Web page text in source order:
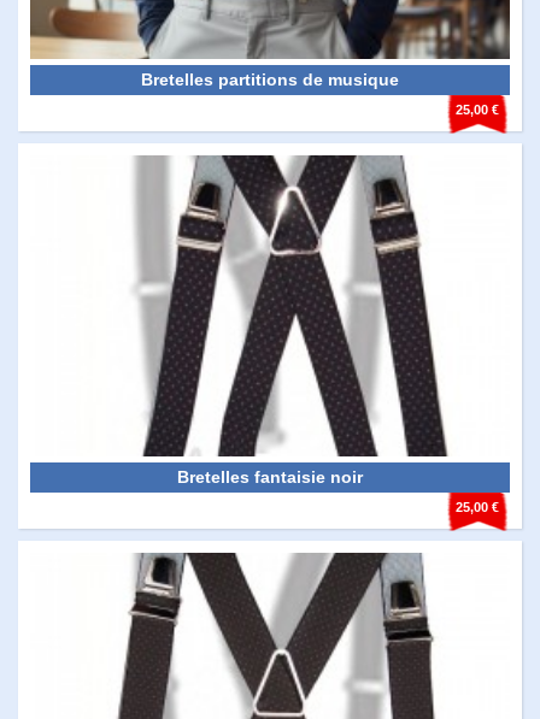
25,00 €
Bretelles partitions de musique
25,00 €
Bretelles fantaisie noir